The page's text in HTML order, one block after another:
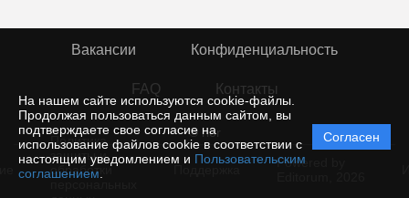
На нашем сайте используются cookie-файлы.
Продолжая пользоваться данным сайтом, вы
подтверждаете свое согласие на
использование файлов cookie в соответствии с
настоящим уведомлением и Пользовательским
соглашением
Согласен
Вакансии Конфиденциальность
FAQ Контакты
© rior
Политика
защиты и
обработки
Powered by